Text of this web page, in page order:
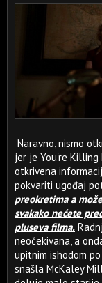
Naravno, nismo
jer je You're Killing
otkrivena
pokvariti ugođaj
preokretima a
svakako nećete
pluseva filma.
neočekivana, a
upitnim ishodom
snašla McKaley